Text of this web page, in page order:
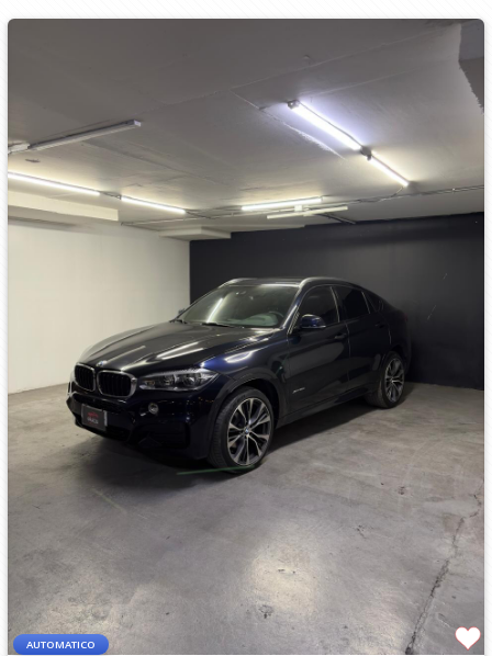
AUTOMATICO